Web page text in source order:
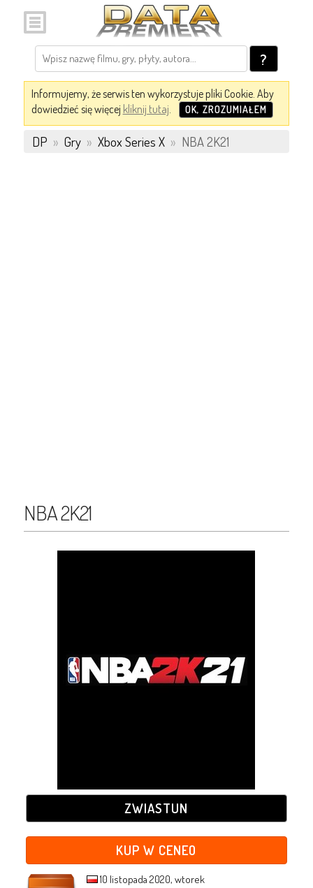
?
Informujemy, że serwis ten wykorzystuje pliki Cookie. Aby
dowiedzieć się więcej kliknij tutaj. OK, ZROZUMIAŁEM
DP » Gry » Xbox Series X » NBA 2K21
NBA 2K21
ZWIASTUN
KUP W CENEO
10 listopada 2020, wtorek